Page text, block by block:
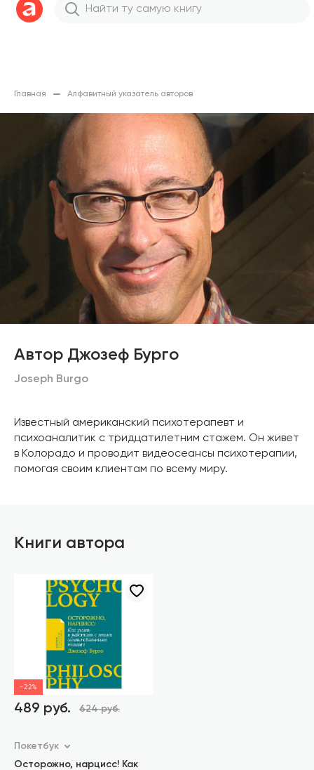
Главная Алфавитный указатель авторов
Автор Джозеф Бурго
Joseph Burgo
Известный американский психотерапевт и
психоаналитик с тридцатилетним стажем. Он живет
в Колорадо и проводит видеосеансы психотерапии,
помогая своим клиентам по всему миру.
Книги автора
-22%
489 руб. 624 руб.
Покетбук
Осторожно, нарцисс! Как